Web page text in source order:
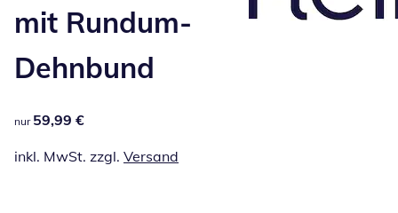
mit Rundum-
Dehnbund
59,99 €
nur 59,99 €
inkl. MwSt. zzgl. Versand